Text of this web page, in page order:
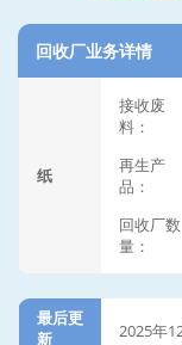
回收厂业务详情
纸
接收废
料：
再生产
品：
回收厂数
量：
最后更
新
2025年